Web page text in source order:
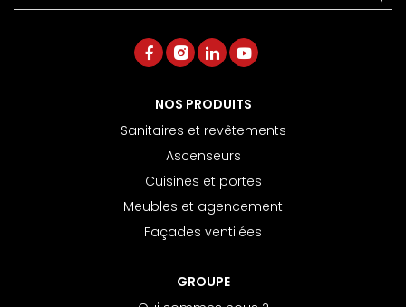
NOS PRODUITS
Sanitaires et revêtements
Ascenseurs
Cuisines et portes
Meubles et agencement
Façades ventilées
GROUPE